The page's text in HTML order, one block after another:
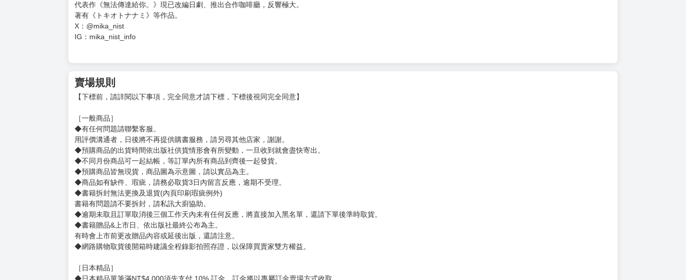
★首刷限定！隨書贈精美典藏書卡！(首刷售完即無贈品)
★超人氣影視化作品、初戀系校園愛情BL原作漫畫──第二集!
★「一旦問出口，就無法維持現狀了…」
作者：みか
日本漫畫家。
著有《トキオトナナミ》等作品。
X：@mika_nist
IG：mika_nist_info
賣場規則
【下標前，請詳閱以下事項，完全同意才請下標，下標後視同完全同意】
［一般商品］
◆有任何問題請聯繫客服。
用評價溝通者，日後將不再提供購書服務，請另尋其他店家，謝謝。
◆不同月份商品可一起結帳，等訂單內所有商品到齊後一起發貨。
◆預購商品皆無現貨，商品圖為示意圖，請以實品為主。